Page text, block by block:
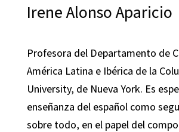
Irene Alonso Aparicio
Profesora del Departamento de
América Latina e Ibérica de la
University, de Nueva York. Es
enseñanza del español como
sobre todo, en el papel del